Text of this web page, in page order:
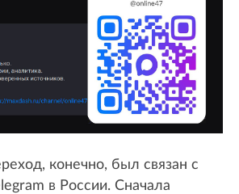
конечно, был связан с
в России. Сначала